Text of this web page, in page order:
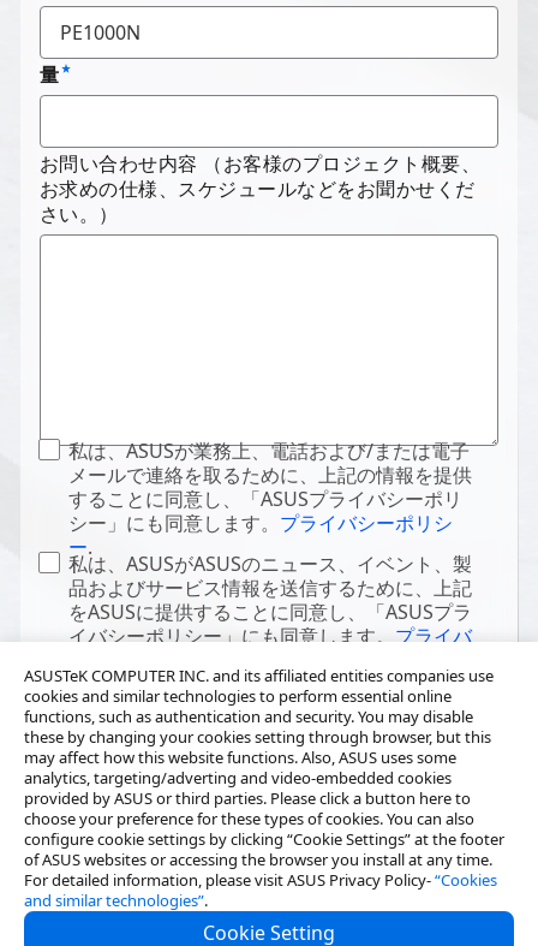
ASUSTeK COMPUTER INC. and its affiliated entities companies use
cookies and similar technologies to perform essential online
functions, such as authentication and security. You may disable
these by changing your cookies setting through browser, but this
may affect how this website functions. Also, ASUS uses some
analytics, targeting/adverting and video-embedded cookies
provided by ASUS or third parties. Please click a button here to
choose your preference for these types of cookies. You can also
configure cookie settings by clicking “Cookie Settings” at the footer
of ASUS websites or accessing the browser you install at any time.
For detailed information, please visit ASUS Privacy Policy-“Cookies
and similar technologies”.
Cookie Setting
量
お問い合わせ内容 （お客様のプロジェクト概要、
お求めの仕様、スケジュールなどをお聞かせくだ
さい。）
私は、ASUSが業務上、電話および/または電子
メールで連絡を取るために、上記の情報を提供
することに同意し、「ASUSプライバシーポリ
シー」にも同意します。 プライバシーポリシ
ー.
私は、ASUSがASUSのニュース、イベント、製
品およびサービス情報を送信するために、上記
をASUSに提供することに同意し、「ASUSプラ
イバシーポリシー」にも同意します。 プライバ